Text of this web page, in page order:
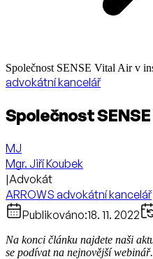
Společnost SENSE Vital Air v
advokátní kancelář
Společnost
MJ
Mgr. Jiří Koubek
|Advokát
ARROWS advokátní kancelář
Publikováno:18. 11. 2022
Na konci článku najdete naši
se podívat na nejnovější webinář.